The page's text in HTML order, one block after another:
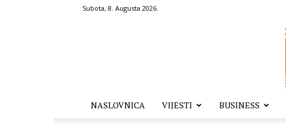
Subota, 8. Augusta 2026.
NASLOVNICA VIJESTI BUSINESS